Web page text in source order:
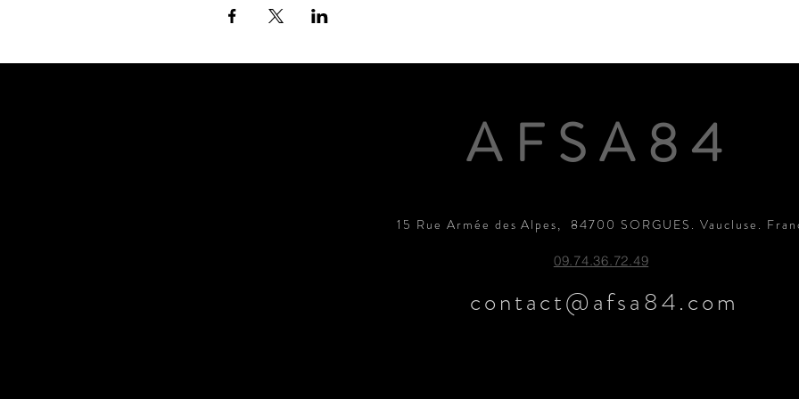
AFSA84
15 Rue Armée des Alpes, 84700 SORGUES. Vaucluse.
09.74.36.72.49
contact@afsa84.com